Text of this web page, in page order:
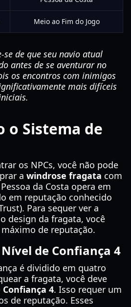
Meio ao Fim do Jogo
se de que seu navio atual
antes de se aventurar no
os encontros com inimigos
mais difíceis
o Sistema de
os NPCs, você não pode
a windrose fragata com
da Costa opera em
em reputação conhecido
Para sequer ver a
design da fragata, você
de reputação.
de Confiança 4
é dividido em quatro
a fragata, você deve
4. Isso requer um
de reputação. Esses